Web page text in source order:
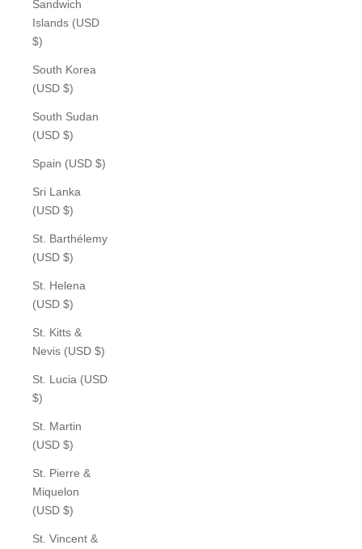
Sandwich
Islands (USD
$)
South Korea
(USD $)
South Sudan
(USD $)
Spain (USD $)
Sri Lanka
(USD $)
St. Barthélemy
(USD $)
St. Helena
(USD $)
St. Kitts &
Nevis (USD $)
St. Lucia (USD
$)
St. Martin
(USD $)
St. Pierre &
Miquelon
(USD $)
St. Vincent &